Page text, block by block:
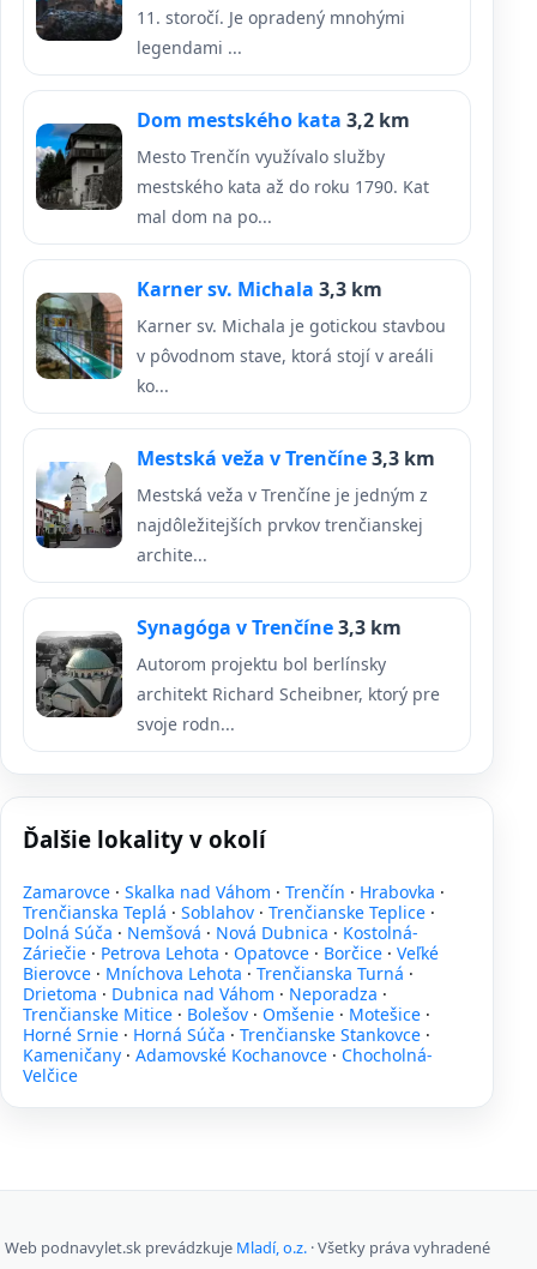
11. storočí. Je opradený mnohými
legendami ...
Dom mestského kata 3,2 km
Mesto Trenčín využívalo služby
mestského kata až do roku 1790. Kat
mal dom na po...
Karner sv. Michala 3,3 km
Karner sv. Michala je gotickou stavbou
v pôvodnom stave, ktorá stojí v areáli
ko...
Mestská veža v Trenčíne3,3 km
Mestská veža v Trenčíne je jedným z
najdôležitejších prvkov trenčianskej
archite...
Synagóga v Trenčíne3,3 km
Autorom projektu bol berlínsky
architekt Richard Scheibner, ktorý pre
svoje rodn...
Ďalšie lokality v okolí
Zamarovce · Skalka nad Váhom · Trenčín · Hrabovka ·
Trenčianska Teplá · Soblahov · Trenčianske Teplice ·
Dolná Súča · Nemšová · Nová Dubnica · Kostolná-
Záriečie · Petrova Lehota · Opatovce · Borčice · Veľké
Bierovce · Mníchova Lehota · Trenčianska Turná ·
Drietoma · Dubnica nad Váhom · Neporadza ·
Trenčianske Mitice · Bolešov · Omšenie · Motešice ·
Horné Srnie · Horná Súča · Trenčianske Stankovce ·
Kameničany · Adamovské Kochanovce · Chocholná-
Velčice
Web podnavylet.sk prevádzkuje Mladí, o.z.· Všetky práva vyhradené